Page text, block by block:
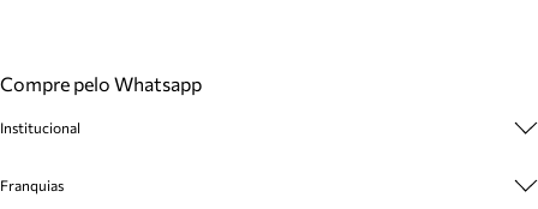
Compre pelo Whatsapp
Institucional
Cashback
Franquias